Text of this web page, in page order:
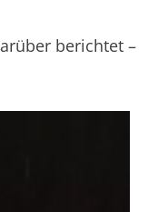
berichtet –